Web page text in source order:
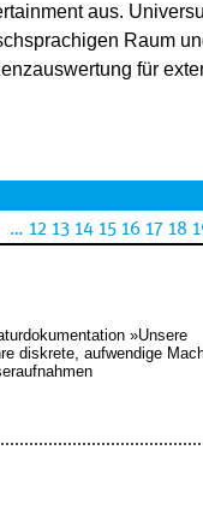
aus.
Raum
für
… 12 13 14 15 16 17 18
»Unsere
diskrete, aufwendige